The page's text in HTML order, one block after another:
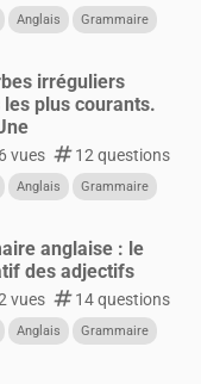
Anglais Grammaire
irréguliers
plus courants.
vues numbers12 questions
Anglais
Grammaire
anglaise : le
des adjectifs
vues numbers14 questions
Anglais Grammaire